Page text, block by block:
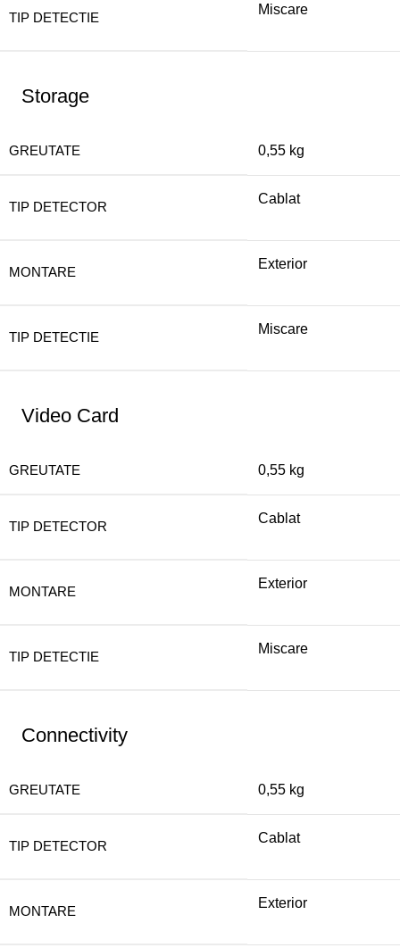
TIP DETECTIE
Miscare
Storage
GREUTATE 0,55 kg
TIP DETECTOR
Cablat
MONTARE
Exterior
TIP DETECTIE
Miscare
Video Card
GREUTATE 0,55 kg
TIP DETECTOR
Cablat
MONTARE
Exterior
TIP DETECTIE
Miscare
Connectivity
GREUTATE 0,55 kg
TIP DETECTOR
Cablat
MONTARE
Exterior